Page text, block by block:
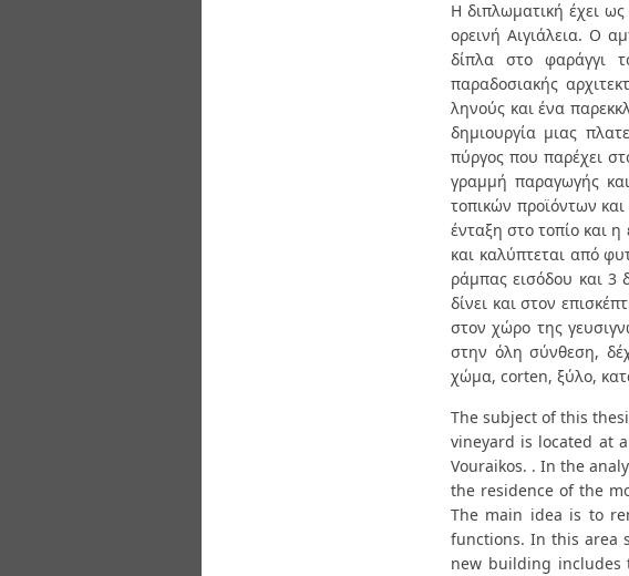
Η διπλωματική έχει
ορεινή Αιγιάλεια. Ο
δίπλα στο φαράγγι
παραδοσιακής
ληνούς και ένα
δημιουργία μιας
πύργος που παρέχει
γραμμή παραγωγής
τοπικών προϊόντων
ένταξη στο τοπίο και η
και καλύπτεται από
ράμπας εισόδου και 3
δίνει και στον
στον χώρο της
στην όλη σύνθεση,
χώμα, corten, ξύλο,
The subject of this
vineyard is located at
Vouraikos. . In the
the residence of the
The main idea is to
functions. In this area
new building